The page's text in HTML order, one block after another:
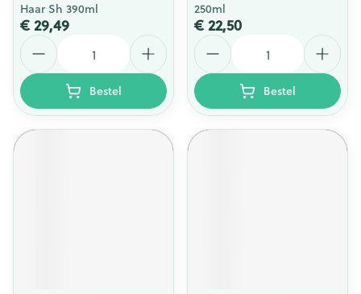
Haar Sh 390ml
€ 29,49
Bestel
250ml
€ 22,50
Aantal
Bestel